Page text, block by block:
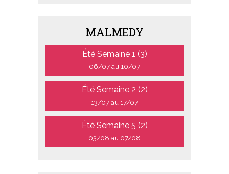
MALMEDY
Été Semaine 1 (3)
06/07 au 10/07
Été Semaine 2 (2)
13/07 au 17/07
Été Semaine 5 (2)
03/08 au 07/08